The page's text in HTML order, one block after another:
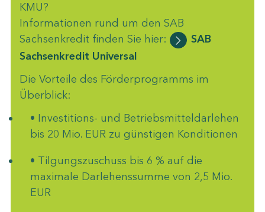
KMU?
Informationen rund um den SAB
Sachsenkredit finden Sie hier:
SAB
Sachsenkredit Universal
Die Vorteile des Förderprogramms im
Überblick:
• Investitions- und Betriebsmitteldarlehen
bis 20 Mio. EUR zu günstigen Konditionen
• Tilgungszuschuss bis 6 % auf die
maximale Darlehenssumme von 2,5 Mio.
EUR